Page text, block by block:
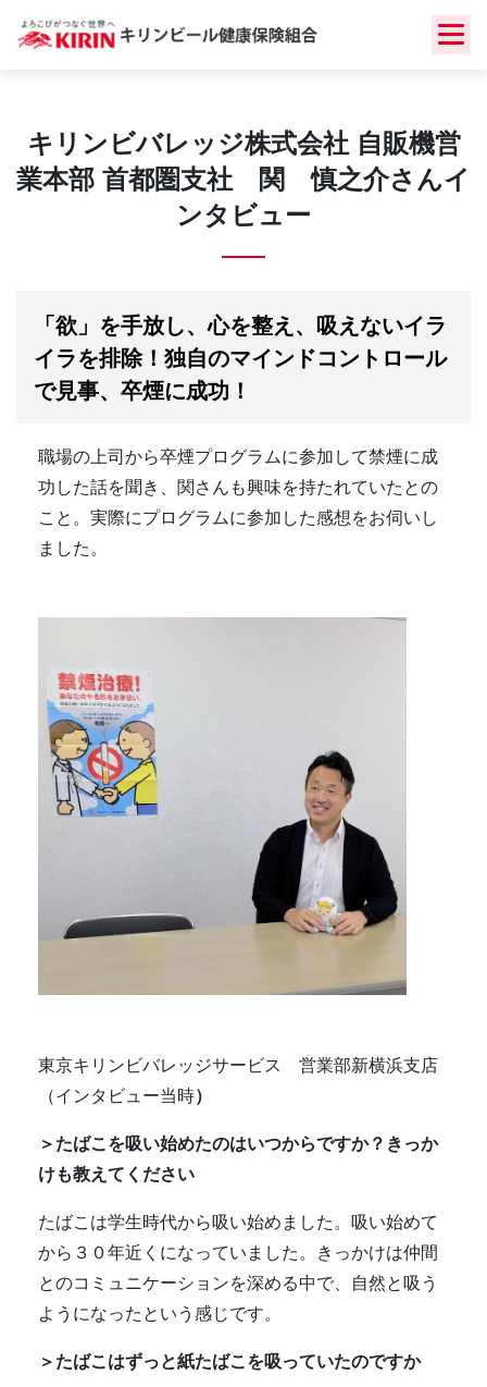
キリンビバレッジ株式会社 自販機営
業本部 首都圏支社 関 慎之介さんイ
ンタビュー
「欲」を手放し、心を整え、吸えないイラ
イラを排除！独自のマインドコントロール
で見事、卒煙に成功！
職場の上司から卒煙プログラムに参加して禁煙に成
功した話を聞き、関さんも興味を持たれていたとの
こと。実際にプログラムに参加した感想をお伺いし
ました。
東京キリンビバレッジサービス 営業部新横浜支店
（インタビュー当時）
＞たばこを吸い始めたのはいつからですか？きっか
けも教えてください
たばこは学生時代から吸い始めました。吸い始めて
から３０年近くになっていました。きっかけは仲間
とのコミュニケーションを深める中で、自然と吸う
ようになったという感じです。
＞たばこはずっと紙たばこを吸っていたのですか